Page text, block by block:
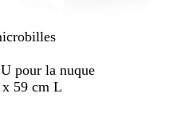
faire
pour la nuque
59 cm L